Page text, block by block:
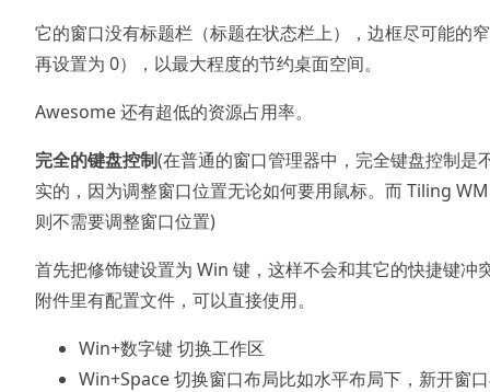
它的窗口没有标题栏（标题在状态栏上），边框尽可能的
再设置为 0），以最大程度的节约桌面空间。
Awesome 还有超低的资源占用率。
完全的键盘控制(在普通的窗口管理器中，完全键盘控制是
实的，因为调整窗口位置无论如何要用鼠标。而 Tiling
则不需要调整窗口位置)
首先把修饰键设置为 Win 键，这样不会和其它的快捷键冲
附件里有配置文件，可以直接使用。
Win+数字键 切换工作区
Win+Space 切换窗口布局比如水平布局下，新开窗